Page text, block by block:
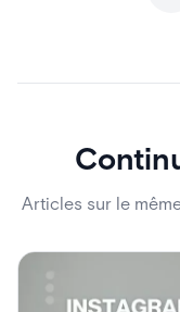
Articles sur le